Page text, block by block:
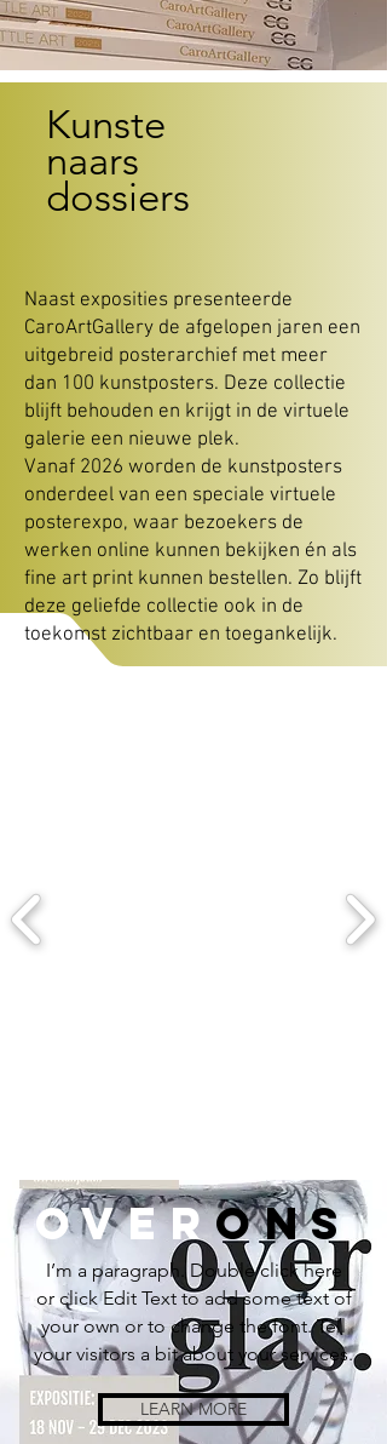
Kunste
naars
dossiers
Naast exposities presenteerde
CaroArtGallery de afgelopen jaren een
uitgebreid posterarchief met meer
dan 100 kunstposters. Deze collectie
blijft behouden en krijgt in de virtuele
galerie een nieuwe plek.
Vanaf 2026 worden de kunstposters
onderdeel van een speciale virtuele
posterexpo, waar bezoekers de
werken online kunnen bekijken én als
fine art print kunnen bestellen. Zo blijft
deze geliefde collectie ook in de
toekomst zichtbaar en toegankelijk.
OVERONS
I’m a paragraph. Double click here
or click Edit Text to add some text of
your own or to change the font. Tell
your visitors a bit about your services.
LEARN MORE